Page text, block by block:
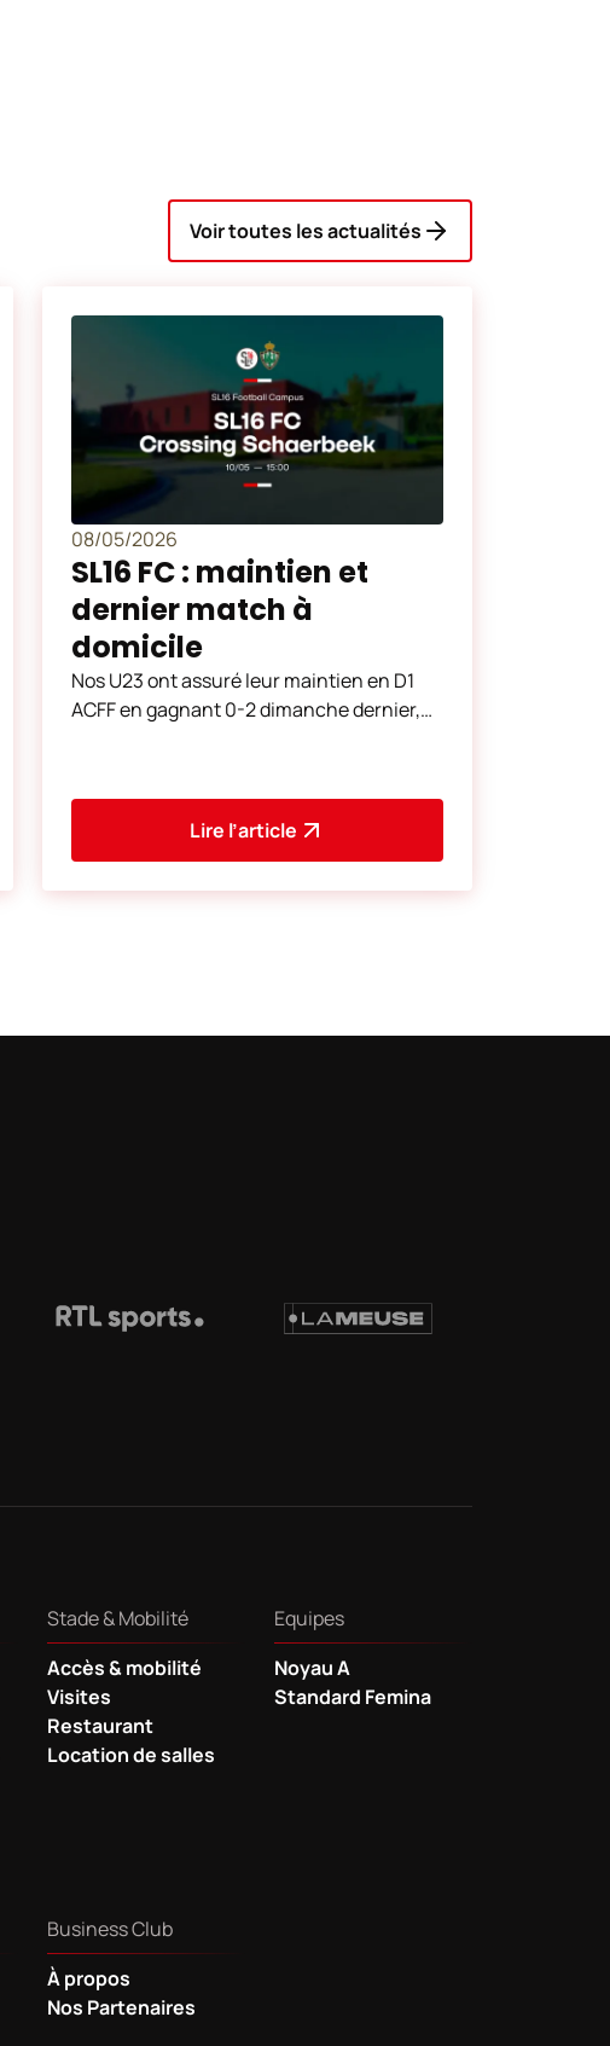
Voir toutes les actualités
08/05/2026
SL16 FC : maintien et
dernier match à
domicile
Nos U23 ont assuré leur maintien en D1
ACFF en gagnant 0-2 dimanche dernier,
Lire l’article
Stade & Mobilité
Accès & mobilité
Visites
Restaurant
Location de salles
Equipes
Noyau A
Standard Femina
Business Club
À propos
Nos Partenaires